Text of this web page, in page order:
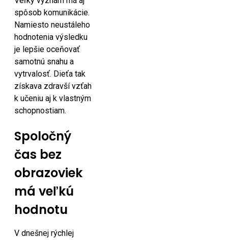
spôsob komunikácie.
Namiesto neustáleho
hodnotenia výsledku
je lepšie oceňovať
samotnú snahu a
vytrvalosť. Dieťa tak
získava zdravší vzťah
k učeniu aj k vlastným
schopnostiam.
Spoločný
čas bez
obrazoviek
má veľkú
hodnotu
V dnešnej rýchlej